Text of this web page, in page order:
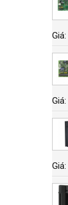
Giá:
Giá:
Giá: